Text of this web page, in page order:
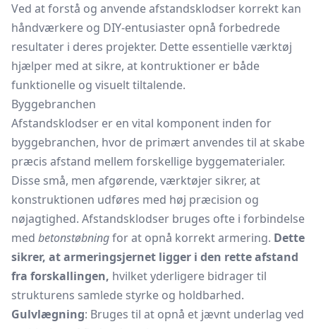
Ved at forstå og anvende afstandsklodser korrekt kan
håndværkere og DIY-entusiaster opnå forbedrede
resultater i deres projekter. Dette essentielle værktøj
hjælper med at sikre, at kontruktioner er både
funktionelle og visuelt tiltalende.
Byggebranchen
Afstandsklodser er en vital komponent inden for
byggebranchen, hvor de primært anvendes til at skabe
præcis afstand mellem forskellige byggematerialer.
Disse små, men afgørende, værktøjer sikrer, at
konstruktionen udføres med høj præcision og
nøjagtighed. Afstandsklodser bruges ofte i forbindelse
med betonstøbningfor at opnå korrekt armering. Dette
sikrer, at armeringsjernet ligger i den rette afstand
fra forskallingen, hvilket yderligere bidrager til
strukturens samlede styrke og holdbarhed.
Gulvlægning: Bruges til at opnå et jævnt underlag ved